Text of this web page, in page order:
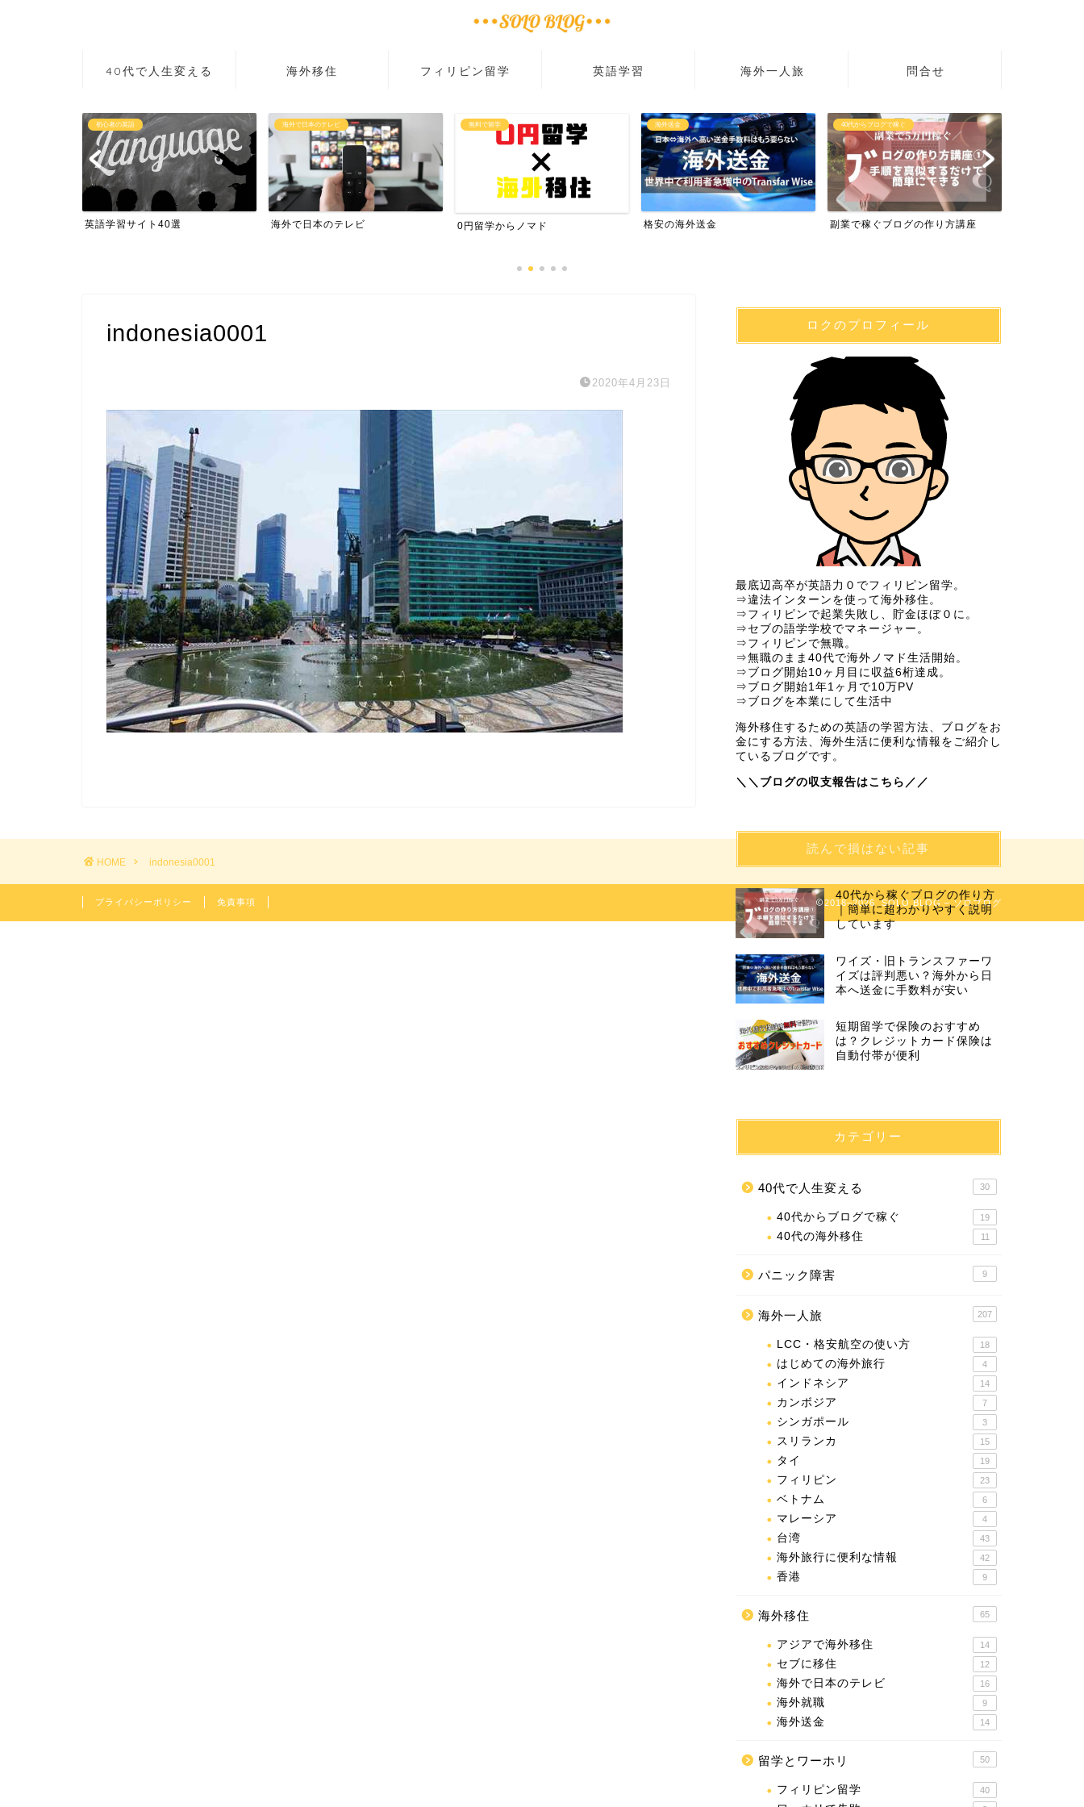
40代で人生変える 海外移住 フィリピン留学 英語学習 海外一人旅 問合せ
初心者の英語
英語学習サイト40選
海外で日本のテレビ
海外で日本のテレビ
無料で留学
0円留学からノマド
海外送金
格安の海外送金
40代からブログで稼ぐ
副業で稼ぐブログの作り方講座
indonesia0001
2020年4月23日
ロクのプロフィール
最底辺高卒が英語力０でフィリピン留学。
⇒違法インターンを使って海外移住。
⇒フィリピンで起業失敗し、貯金ほぼ０に。
⇒セブの語学学校でマネージャー。
⇒フィリピンで無職。
⇒無職のまま40代で海外ノマド生活開始。
⇒ブログ開始10ヶ月目に収益6桁達成。
⇒ブログ開始1年1ヶ月で10万PV
⇒ブログを本業にして生活中
海外移住するための英語の学習方法、ブログをお
金にする方法、海外生活に便利な情報をご紹介し
ているブログです。
＼＼ブログの収支報告はこちら／／
読んで損はない記事
40代から稼ぐブログの作り方
｜簡単に超わかりやすく説明
しています
ワイズ・旧トランスファーワ
イズは評判悪い？海外から日
本へ送金に手数料が安い
短期留学で保険のおすすめ
は？クレジットカード保険は
自動付帯が便利
カテゴリー
40代で人生変える 30
40代からブログで稼ぐ 19
40代の海外移住 11
パニック障害 9
海外一人旅 207
LCC・格安航空の使い方 18
はじめての海外旅行 4
インドネシア 14
カンボジア 7
シンガポール 3
スリランカ 15
タイ 19
フィリピン 23
ベトナム 6
マレーシア 4
台湾 43
海外旅行に便利な情報 42
香港 9
海外移住 65
アジアで海外移住 14
セブに移住 12
海外で日本のテレビ 16
海外就職 9
海外送金 14
留学とワーホリ 50
フィリピン留学 40
HOME indonesia0001
プライバシーポリシー 免責事項 2018–2026 SOLO BLOG – ソロブログ